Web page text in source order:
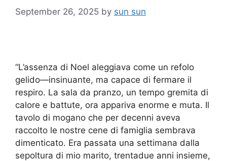
September 26, 2025 by sun sun
“L’assenza di Noel aleggiava come un refolo
gelido—insinuante, ma capace di fermare il
respiro. La sala da pranzo, un tempo gremita di
calore e battute, ora appariva enorme e muta. Il
tavolo di mogano che per decenni aveva
raccolto le nostre cene di famiglia sembrava
dimenticato. Era passata una settimana dalla
sepoltura di mio marito, trentadue anni insieme,